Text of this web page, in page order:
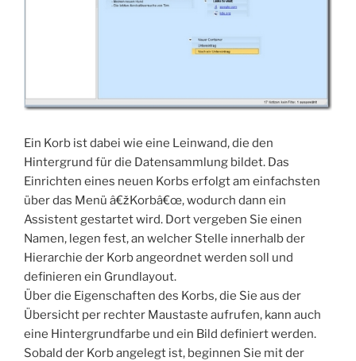
Ein Korb ist dabei wie eine Leinwand, die den
Hintergrund für die Datensammlung bildet. Das
Einrichten eines neuen Korbs erfolgt am einfachsten
über das Menü â€žKorbâ€œ, wodurch dann ein
Assistent gestartet wird. Dort vergeben Sie einen
Namen, legen fest, an welcher Stelle innerhalb der
Hierarchie der Korb angeordnet werden soll und
definieren ein Grundlayout.
Über die Eigenschaften des Korbs, die Sie aus der
Übersicht per rechter Maustaste aufrufen, kann auch
eine Hintergrundfarbe und ein Bild definiert werden.
Sobald der Korb angelegt ist, beginnen Sie mit der